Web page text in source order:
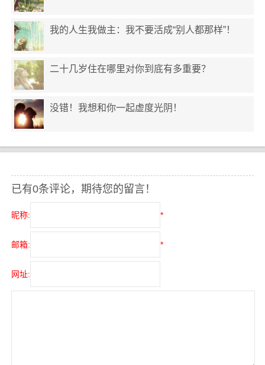
我的人生我做主：我不要活成“别人都那样”！
二十几岁住在哪里对你到底有多重要？
没错！我想和你一起虚度光阴！
已有0条评论，期待您的留言！
昵称: *
邮箱: *
网址: